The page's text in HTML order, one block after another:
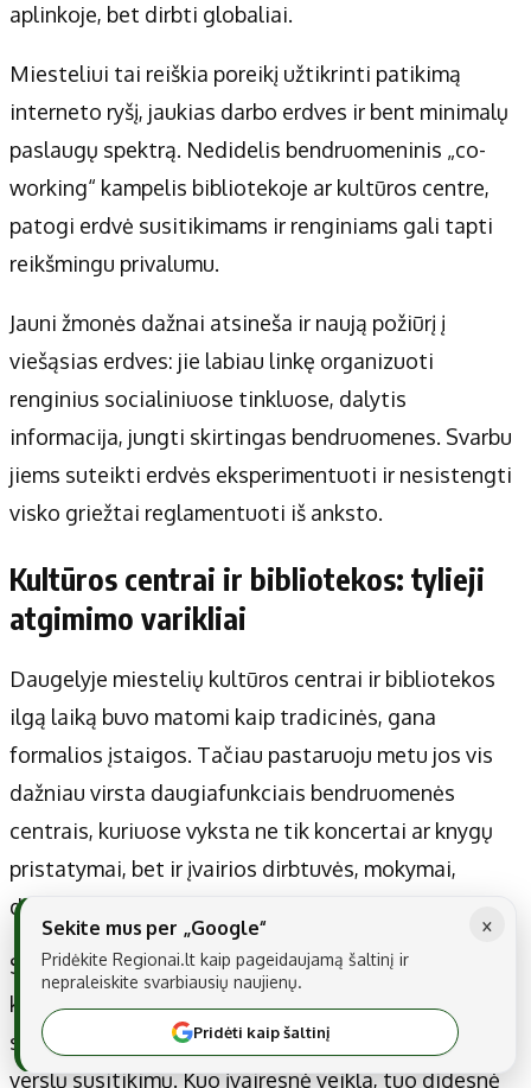
aplinkoje, bet dirbti globaliai.
Miesteliui tai reiškia poreikį užtikrinti patikimą
interneto ryšį, jaukias darbo erdves ir bent minimalų
paslaugų spektrą. Nedidelis bendruomeninis „co-
working“ kampelis bibliotekoje ar kultūros centre,
patogi erdvė susitikimams ir renginiams gali tapti
reikšmingu privalumu.
Jauni žmonės dažnai atsineša ir naują požiūrį į
viešąsias erdves: jie labiau linkę organizuoti
renginius socialiniuose tinkluose, dalytis
informacija, jungti skirtingas bendruomenes. Svarbu
jiems suteikti erdvės eksperimentuoti ir nesistengti
visko griežtai reglamentuoti iš anksto.
Kultūros centrai ir bibliotekos: tylieji
atgimimo varikliai
Daugelyje miestelių kultūros centrai ir bibliotekos
ilgą laiką buvo matomi kaip tradicinės, gana
formalios įstaigos. Tačiau pastaruoju metu jos vis
dažniau virsta daugiafunkciais bendruomenės
centrais, kuriuose vyksta ne tik koncertai ar knygų
pristatymai, bet ir įvairios dirbtuvės, mokymai,
diskusijos.
Svarbu, kad šios erdvės būtų atviros skirtingoms
kartoms ir interesams: nuo vaikų teatro repeticijų iki
senjorų skaitmeninio raštingumo mokymų ar vietos
verslų susitikimų. Kuo įvairesnė veikla, tuo didesnė
×
Sekite mus per „Google“
Pridėkite Regionai.lt kaip pageidaujamą šaltinį ir
nepraleiskite svarbiausių naujienų.
Pridėti kaip šaltinį